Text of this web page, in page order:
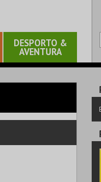
DESPORTO &
AVENTURA